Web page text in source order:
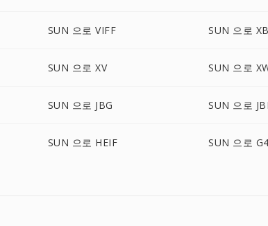
SUN 으로 VIFF SUN 으로
SUN 으로 XV SUN 으로
SUN 으로 JBG SUN 으로
SUN 으로 HEIF SUN 으로 G4